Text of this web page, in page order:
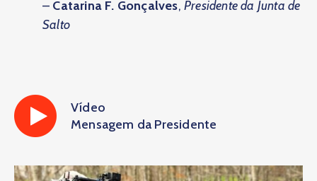
– Catarina F. Gonçalves, Presidente da Junta de
Salto
Vídeo
Mensagem da Presidente